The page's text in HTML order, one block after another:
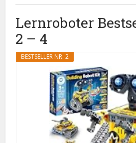
Lernroboter
2 – 4
BESTSELLER NR. 2